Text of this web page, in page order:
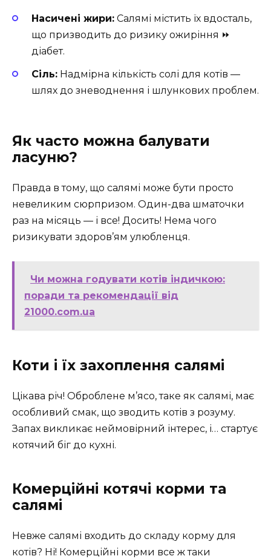
Насичені жири: Салямі містить їх вдосталь,
що призводить до ризику ожиріння ⏩
діабет.
Сіль: Надмірна кількість солі для котів —
шлях до зневоднення і шлункових проблем.
Як часто можна балувати
ласуню?
Правда в тому, що салямі може бути просто
невеликим сюрпризом. Один-два шматочки
раз на місяць — і все! Досить! Нема чого
ризикувати здоров’ям улюбленця.
Чи можна годувати котів індичкою:
поради та рекомендації від
21000.com.ua
Коти і їх захоплення салямі
Цікава річ! Оброблене м’ясо, таке як салямі, має
особливий смак, що зводить котів з розуму.
Запах викликає неймовірний інтерес, і… стартує
котячий біг до кухні.
Комерційні котячі корми та
салямі
Невже салямі входить до складу корму для
котів? Ні! Комерційні корми все ж таки